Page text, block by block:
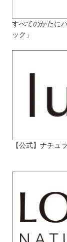
すべてのかたに
ック」
【公式】ナチュ